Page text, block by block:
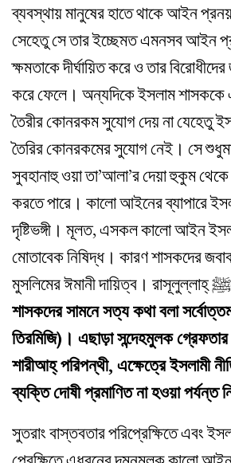
ব্যবস্থায় মানুষের হাতে থাকে আইন
সেহেতু সে তার ইচ্ছেমত এমনসব আইন
ক্ষমতাকে দীর্ঘায়িত করে ও তার
করে ফেলে। অন্যদিকে ইসলাম
তৈরীর কোনরকম সুযোগ দেয় না যেহেতু
তৈরির কোনরকমের সুযোগ নেই। সে
সুবহানাহু ওয়া তা’আলা’র দেয়া হুকুম
করতে পারে। কালো আইনের ব্যাপারে
দৃষ্টিভঙ্গী। মূলত, এসকল কালো আইন
মোতাবেক নিষিদ্ধ। কারণ শাসকদের
শাসকদের সামনে সত্য কথা বলা
তিরমিজি)। এছাড়া সন্দেহমুলক
শারীআহ্‌ পরিপন্থী, এক্ষেত্রে ইসলামী
ব্যক্তি দোষী প্রমাণিত না হওয়া পর্যন্ত
সুতরাং বাস্তবতার পরিপ্রেক্ষিতে এবং